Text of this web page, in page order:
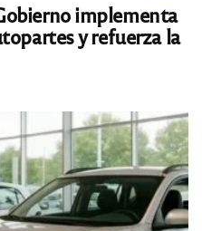
implementa
y refuerza la